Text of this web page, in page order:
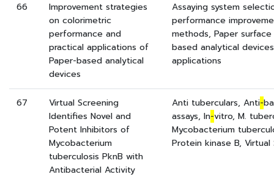
66
Improvement strategies
on colorimetric
performance and
practical applications of
Paper-based analytical
devices
Assaying system
performance
methods, Paper
based analytical
applications
67
Virtual Screening
Identifies Novel and
Potent Inhibitors of
Mycobacterium
tuberculosis PknB with
Antibacterial Activity
Anti tuberculars, Anti-
assays, In-vitro, M.
Mycobacterium
Protein kinase B, Virtual